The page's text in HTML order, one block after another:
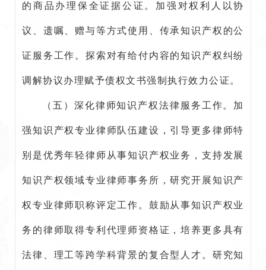
的商品办理保全证据公证。加强对权利人以协
议、遗嘱、赠与等方式使用、传承知识产权的公
证服务工作。探索对有给付内容的知识产权纠纷
调解协议办理赋予债权文书强制执行效力公证。
（五）深化律师知识产权法律服务工作。加
强知识产权专业律师队伍建设，引导更多律师特
别是优秀年轻律师从事知识产权业务，支持发展
知识产权领域专业律师事务所，研究开展知识产
权专业律师职称评定工作。鼓励从事知识产权业
务的律师取得专利代理师资格证，培养更多具有
法律、理工等跨学科背景的复合型人才。研究知